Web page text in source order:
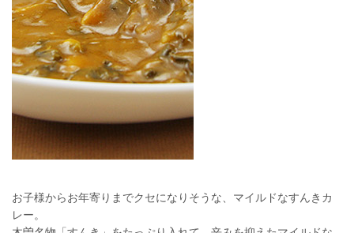
お子様からお年寄りまでクセになりそうな、マイルドなすんきカ
レー。